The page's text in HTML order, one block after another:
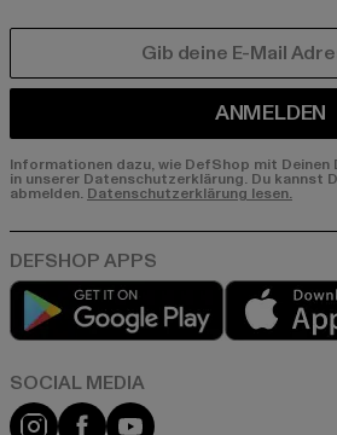
ANMELDEN
Informationen dazu, wie DefShop mit
in unserer Datenschutzerklärung. Du kannst
abmelden. Datenschutzerklärung lesen.
Play market
Instagram
FacebookYouTube